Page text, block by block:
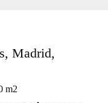
Madrid,
m2